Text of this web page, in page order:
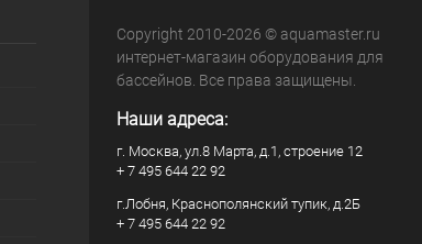
Copyright 2010-2026 © aquamaster.ru
интернет-магазин оборудования для
бассейнов. Все права защищены.
Наши адреса:
г. Москва, ул.8 Марта, д.1, строение 12
+ 7 495 644 22 92
г.Лобня, Краснополянский тупик, д.2Б
+ 7 495 644 22 92